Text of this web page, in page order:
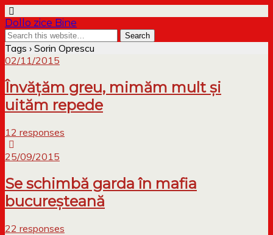
Dollo zice Bine
Tags › Sorin Oprescu
02/11/2015
Învățăm greu, mimăm mult și
uităm repede
12 responses
25/09/2015
Se schimbă garda în mafia
bucureșteană
22 responses